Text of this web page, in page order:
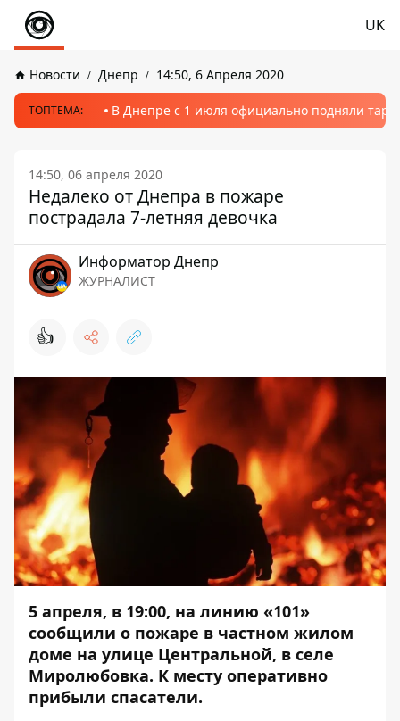
UK
Новости Днепр 14:50, 6 Апреля 2020
ТОПТЕМА: В Днепре с 1 июля официально подняли
14:50, 06 апреля 2020
Недалеко от Днепра в пожаре
пострадала 7-летняя девочка
Информатор Днепр
ЖУРНАЛИСТ
👍
5 апреля, в 19:00, на линию «101»
сообщили о пожаре в частном жилом
доме на улице Центральной, в селе
Миролюбовка. К месту оперативно
прибыли спасатели.